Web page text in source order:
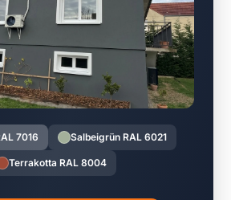
7016 Salbeigrün RAL 6021
Terrakotta RAL 8004